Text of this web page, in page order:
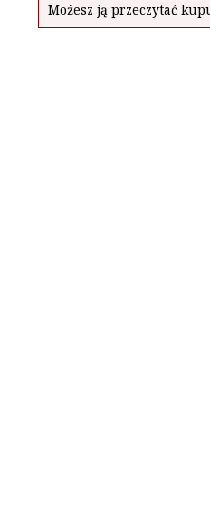
Możesz ją przeczytać